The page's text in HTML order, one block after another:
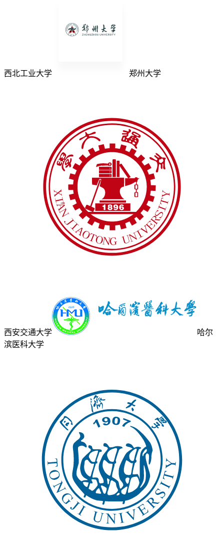
西北工业大学 郑州大学
西安交通大学
哈尔
滨医科大学